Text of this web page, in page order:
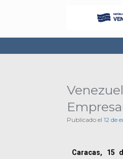
Publicado el 12 de
Caracas, 15